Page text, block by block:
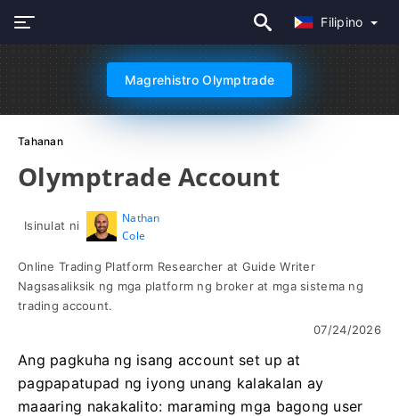
Filipino
Magrehistro Olymptrade
Tahanan
Olymptrade Account
Isinulat ni
Nathan
Cole
Online Trading Platform Researcher at Guide Writer
Nagsasaliksik ng mga platform ng broker at mga sistema ng
trading account.
07/24/2026
Ang pagkuha ng isang account set up at
pagpapatupad ng iyong unang kalakalan ay
maaaring nakakalito: maraming mga bagong user